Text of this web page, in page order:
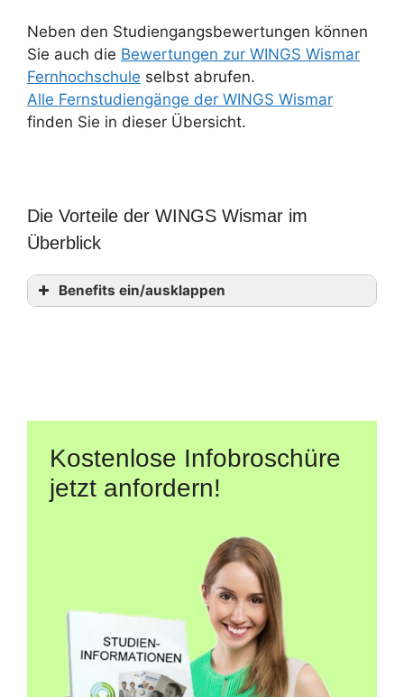
Neben den Studiengangsbewertungen können
Sie auch die Bewertungen zur WINGS Wismar
Fernhochschule selbst abrufen.
Alle Fernstudiengänge der WINGS Wismar
finden Sie in dieser Übersicht.
Die Vorteile der WINGS Wismar im
Überblick
Benefits ein/ausklappen
Kostenlose Infobroschüre
jetzt anfordern!